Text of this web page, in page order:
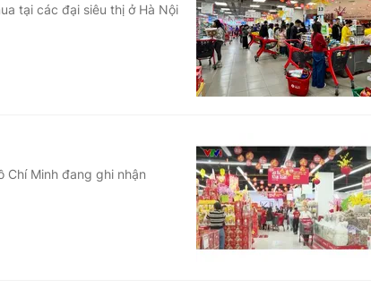
tại các đại siêu thị ở Hà Nội
Chí Minh đang ghi nhận